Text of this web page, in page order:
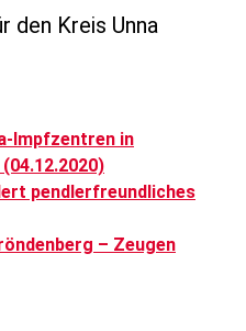
den Kreis Unna
Impfzentren in
pendlerfreundliches
– Zeugen